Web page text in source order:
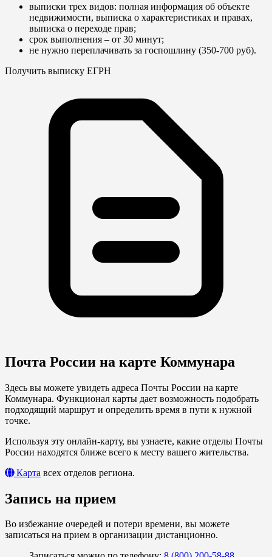
выписки трех видов: полная информация об объекте
недвижимости, выписка о характеристиках и правах,
выписка о переходе прав;
срок выполнения – от 30 минут;
не нужно переплачивать за госпошлину (350-700 руб).
Получить выписку ЕГРН
Почта России на карте Коммунара
Здесь вы можете увидеть адреса Почты России на карте
Коммунара. Функционал карты дает возможность подобрать
подходящий маршрут и определить время в пути к нужной
точке.
Используя эту онлайн-карту, вы узнаете, какие отделы Почты
России находятся ближе всего к месту вашего жительства.
Карта всех отделов региона.
Запись на прием
Во избежание очередей и потери времени, вы можете
записаться на прием в организации дистанционно.